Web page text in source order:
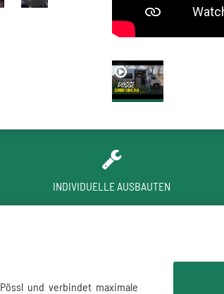
INDIVIDUELLE AUSBAUTEN
Pössl und verbindet maximale